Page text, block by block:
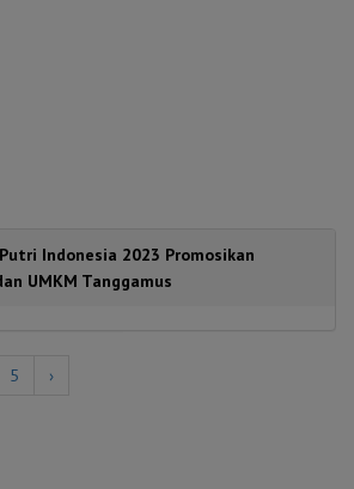
Indonesia 2023 Promosikan
UMKM Tanggamus
5 ›